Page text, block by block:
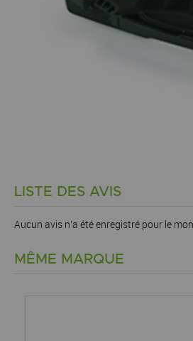
LISTE DES AVIS
Aucun avis n'a été enregistré pour le
MÊME MARQUE